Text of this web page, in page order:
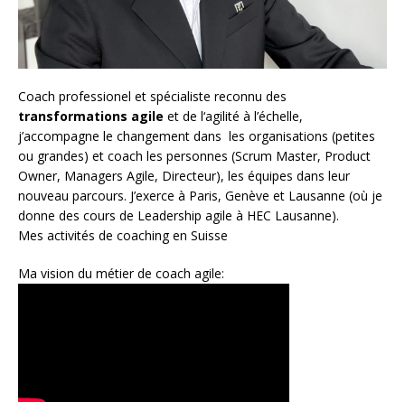
Coach professionel et spécialiste reconnu des
transformations agile et de l‘agilité à l’échelle,
j’accompagne le changement dans les organisations (petites
ou grandes) et coach les personnes (Scrum Master, Product
Owner, Managers Agile, Directeur), les équipes dans leur
nouveau parcours. J’exerce à Paris, Genève et Lausanne (où je
donne des cours de Leadership agile à HEC Lausanne).
Mes activités de coaching en Suisse
Ma vision du métier de coach agile: